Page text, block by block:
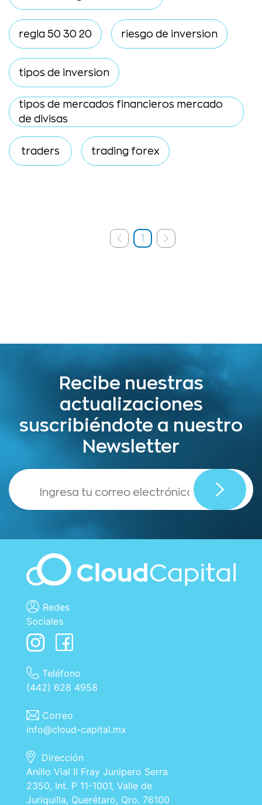
regla 50 30 20 riesgo de inversion
tipos de inversion
tipos de mercados financieros mercado
de divisas
traders trading forex
1
Recibe nuestras
actualizaciones
suscribiéndote a nuestro
Newsletter
,
Redes
Sociales
Teléfono
(442) 628 4958
Correo
info@cloud-capital.mx
Dirección
Anillo Vial II Fray Junipero Serra
2350, Int. P 11-1001, Valle de
Juriquilla, Querétaro, Qro. 76100